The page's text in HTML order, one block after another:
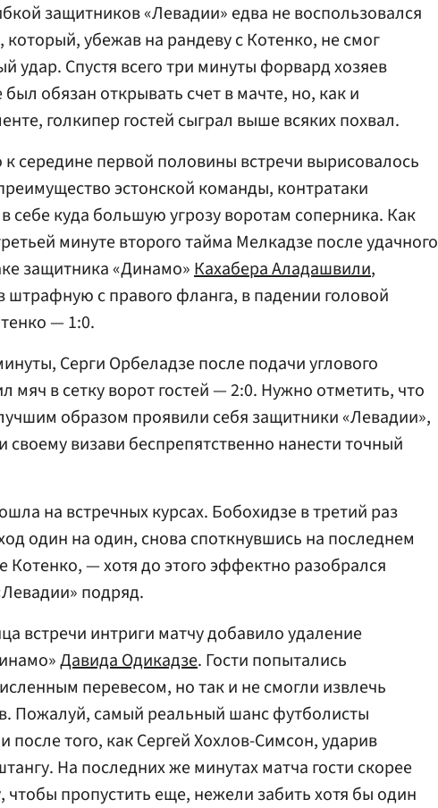
защитников «Левадии» едва не воспользовался
убежав на рандеву с Котенко, не смог
удар. Спустя всего три минуты форвард хозяев
обязан открывать счет в мачте, но, как и
голкипер гостей сыграл выше всяких похвал.
к середине первой половины встречи вырисовалось
эстонской команды, контратаки
себе куда большую угрозу воротам соперника. Как
минуте второго тайма Мелкадзе после удачного
защитника «Динамо»Кахабера Аладашвили,
штрафную с правого фланга, в падении головой
— 1:0.
Серги Орбеладзе после подачи углового
мяч в сетку ворот гостей — 2:0. Нужно отметить, что
образом проявили себя защитники «Левадии»,
своему визави беспрепятственно нанести точный
на встречных курсах. Бобохидзе в третий раз
один на один, снова споткнувшись на последнем
Котенко, — хотя до этого эффектно разобрался
подряд.
встречи интриги матчу добавило удаление
Давида Одикадзе. Гости попытались
перевесом, но так и не смогли извлечь
Пожалуй, самый реальный шанс футболисты
после того, как Сергей Хохлов-Симсон, ударив
На последних же минутах матча гости скорее
пропустить еще, нежели забить хотя бы один